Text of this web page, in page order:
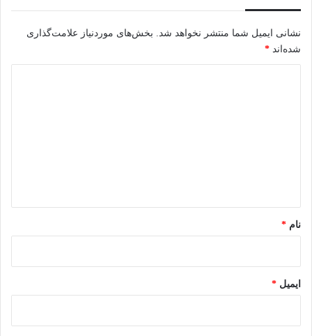
نشانی ایمیل شما منتشر نخواهد شد. بخش‌های موردنیاز علامت‌گذاری
شده‌اند *
نام *
ایمیل *